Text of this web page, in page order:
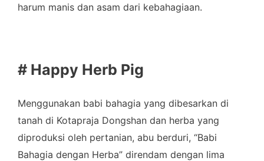
harum manis dan asam dari kebahagiaan.
# Happy Herb Pig
Menggunakan babi bahagia yang dibesarkan di
tanah di Kotapraja Dongshan dan herba yang
diproduksi oleh pertanian, abu berduri, “Babi
Bahagia dengan Herba” direndam dengan lima